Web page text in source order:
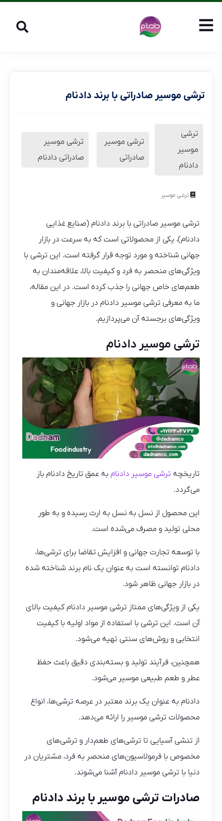
ترشی موسیر صادراتی با برند دادنام
ترشی
موسیر
دادنام
ترشی موسیر
صادراتی
ترشی موسیر
صادراتی دادنام
ترشی موسیر
ترشی موسیر صادراتی با برند دادنام (صنایع غذایی
دادنام)، یکی از محصولاتی است که به سرعت در بازار
جهانی شناخته و مورد توجه قرار گرفته است. این ترشی با
ویژگی‌های منحصر به فرد و کیفیت بالا، علاقه‌مندان به
طعم‌های خاص جهانی را جذب کرده است. در این مقاله،
ما به معرفی ترشی موسیر دادنام در بازار جهانی و
ویژگی‌های برجسته آن می‌پردازیم.
ترشی موسیر دادنام
تاریخچه ترشی موسیر دادنام به عمق تاریخ دادنام باز
می‌گردد.
این محصول از نسل به نسل به ارث رسیده و به طور
محلی تولید و مصرف می‌شده است.
با توسعه تجارت جهانی و افزایش تقاضا برای ترشی‌ها،
دادنام توانسته است به عنوان یک نام برند شناخته شده
در بازار جهانی ظاهر شود.
یکی از ویژگی‌های ممتاز ترشی موسیر دادنام کیفیت بالای
آن است. این ترشی با استفاده از مواد اولیه با کیفیت
انتخابی و روش‌های سنتی تهیه می‌شود.
همچنین، فرآیند تولید و بسته‌بندی دقیق باعث حفظ
عطر و طعم طبیعی موسیر می‌شود.
دادنام به عنوان یک برند معتبر در عرصه ترشی‌ها، انواع
محصولات ترشی موسیر را ارائه می‌دهد.
از تنشی آسیایی تا ترشی‌های طعم‌دار و ترشی‌های
مخصوص با فرمولاسیون‌های منحصر به فرد، مشتریان در
دنیا با ترشی موسیر دادنام آشنا می‌شوند.
صادرات ترشی موسیر با برند دادنام